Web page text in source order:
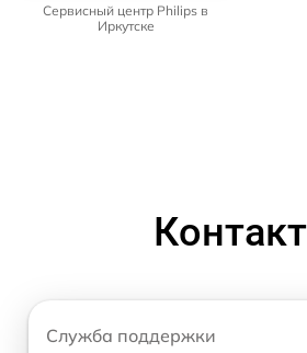
Сервисный центр Philips в
Иркутске
Служба поддержки